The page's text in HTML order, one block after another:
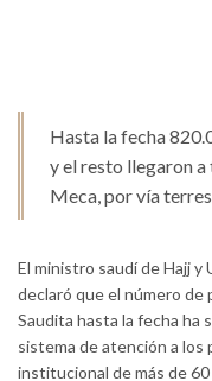
Hasta la fecha
y el resto llegaron a
Meca, por vía
El ministro saudí de Hajj y
declaró que el número de
Saudita hasta la fecha ha
sistema de atención a
institucional de más de